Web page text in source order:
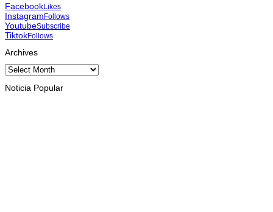
FacebookLikes
InstagramFollows
YoutubeSubscribe
TiktokFollows
Archives
Archives
Noticia Popular